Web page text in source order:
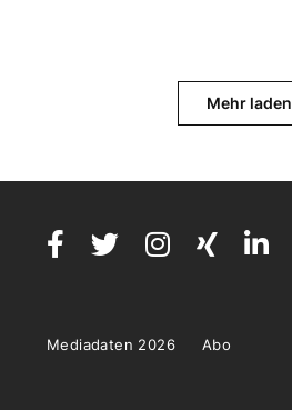
Mehr laden
Mediadaten 2026 Abo